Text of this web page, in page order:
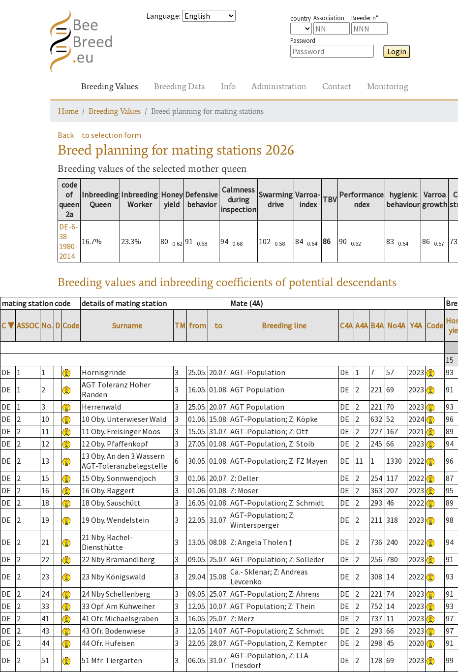
Language: country Association Breeder n°
Password
Login
Breeding Values Breeding Data Info Administration Contact Monitoring
Home Breeding Values Breed planning for mating stations
Back to selection form
Breed planning for mating stations 2026
Breeding values of the selected mother queen
code
of
queen
2a
Inbreeding
Queen
Inbreeding
Worker
Honey
yield
Defensive
behavior
Calmness
during
inspection
Swarming
drive
Varroa-
index
TBV Performance
ndex
hygienic
behaviour
Varroa
growth
DE-6-
38-
1980-
2014
16.7% 23.3% 80 0.62 91 0.68 94 0.68 102 0.58 84 0.64 86 90 0.62 83 0.64 86 0.57 73
Breeding values and inbreeding coefficients of potential descendants
mating station code details of mating station Mate (4A)
C ▼ ASSOC No. D Code Surname TM from to Breeding line C4A A4A B4A No4A Y4A Code
15
DE
1 1 Hornisgrinde 3 25.05. 20.07. AGT-Population DE 1 7 57 2023 93
DE
1 2
AGT Toleranz Hoher
Randen
3 16.05. 01.08. AGT Population DE 2 221 69 2023 91
DE
1 3 Herrenwald 3 25.05. 20.07. AGT Population DE 2 221 70 2023 93
DE
2 10 10 Oby. Unterwieser Wald 3 01.06. 15.08. AGT-Population; Z: Köpke DE 2 632 52 2024 96
DE
2 11 11 Oby. Freisinger Moos 3 15.05. 31.07. AGT-Population; Z: Ott DE 2 227 167 2021 89
DE
2 12 12 Oby. Pfaffenkopf 3 27.05. 01.08. AGT-Population, Z: Stoib DE 2 245 66 2023 94
DE
2 13
13 Oby. An den 3 Wassern
AGT-Toleranzbelegstelle
6 30.05. 01.08. AGT-Population; Z: FZ Mayen DE 11 1 1330 2022 96
DE
2 15 15 Oby. Sonnwendjoch 3 01.06. 20.07. Z: Deller DE 2 254 117 2022 87
DE
2 16 16 Oby. Raggert 3 01.06. 01.08. Z: Moser DE 2 363 207 2023 95
DE
2 18 18 Oby. Sauschütt 3 16.05. 01.08. AGT-Population; Z: Schmidt DE 2 293 46 2022 89
DE
2 19 19 Oby. Wendelstein 3 22.05. 31.07. AGT-Population; Z:
Wintersperger
DE 2 211 318 2023 98
DE 2 21
21 Nby. Rachel-
Diensthütte
3 13.05. 08.08. Z: Angela Tholen † DE 2 736 240 2022 94
DE
2 22 22 Nby Bramandlberg 3 09.05. 25.07. AGT-Population; Z: Solleder DE 2 256 780 2023 91
DE
2 23 23 Nby Königswald 3 29.04. 15.08. Ca.- Sklenar; Z: Andreas
Levcenko
DE 2 308 14 2022 93
DE
2 24 24 Nby Schellenberg 3 09.05. 25.07. AGT-Population; Z: Ahrens DE 2 221 74 2023 91
DE
2 33 33 Opf. Am Kühweiher 3 12.05. 10.07. AGT Population; Z: Thein DE 2 752 14 2023 93
DE
2 41 41 Ofr. Michaelsgraben 3 16.05. 25.07. Z: Merz DE 2 737 11 2023 97
DE
2 43 43 Ofr. Bodenwiese 3 12.05. 14.07. AGT-Population; Z: Schmidt DE 2 293 66 2023 97
DE
2 44 44 Ofr. Hufeisen 3 22.05. 28.07. AGT-Population, Z: Kempter DE 2 298 45 2020 91
DE
2 51 51 Mfr. Tiergarten 3 06.05. 31.07. AGT-Population, Z: LLA
Triesdorf
DE 2 128 69 2023 99